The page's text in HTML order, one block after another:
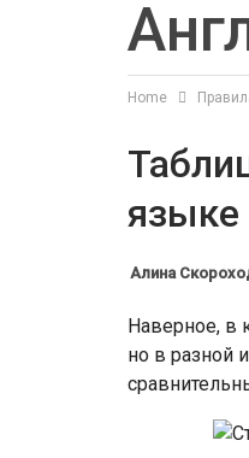
Home
языке
Алина
Наверное, в
но в разной